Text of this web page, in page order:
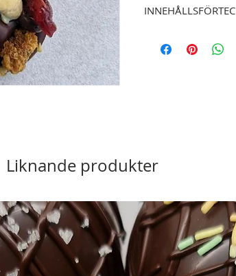
Liknande produkter